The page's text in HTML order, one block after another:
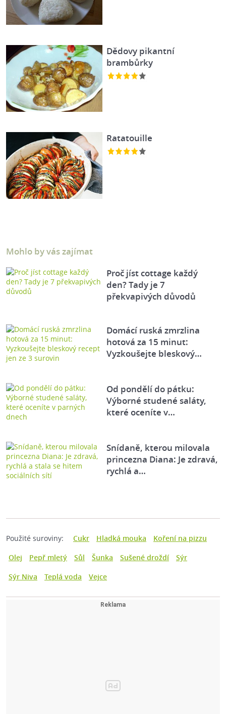
Dědovy pikantní
brambůrky
Ratatouille
Mohlo by vás zajímat
Proč jíst cottage každý
den? Tady je 7
překvapivých důvodů
Domácí ruská zmrzlina
hotová za 15 minut:
Vyzkoušejte bleskový…
Od pondělí do pátku:
Výborné studené saláty,
které oceníte v…
Snídaně, kterou milovala
princezna Diana: Je zdravá,
rychlá a…
Použité suroviny: Cukr Hladká mouka
Koření na pizzu
Olej
Pepř mletý Sůl Šunka Sušené droždí
Sýr
Sýr Niva
Teplá voda Vejce